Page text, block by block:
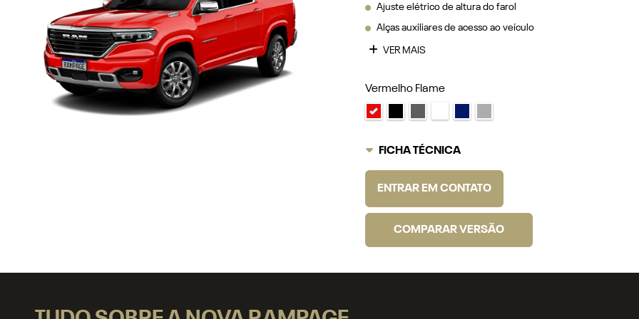
Ajuste elétrico de altura do farol
Alças auxiliares de acesso ao veículo
VER MAIS
Vermelho Flame
FICHA TÉCNICA
ENTRAR EM CONTATO
COMPARAR VERSÃO